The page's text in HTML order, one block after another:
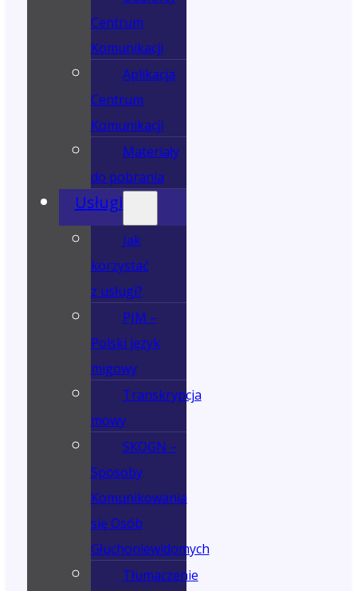
Centrum
Komunikacji
Aplikacja
Centrum
Komunikacji
Materiały
do pobrania
Usługi
Jak
korzystać
z usługi?
PJM –
Polski język
migowy
Transkrypcja
mowy
SKOGN –
Sposoby
Komunikowania
się Osób
Głuchoniewidomych
Tłumaczenie